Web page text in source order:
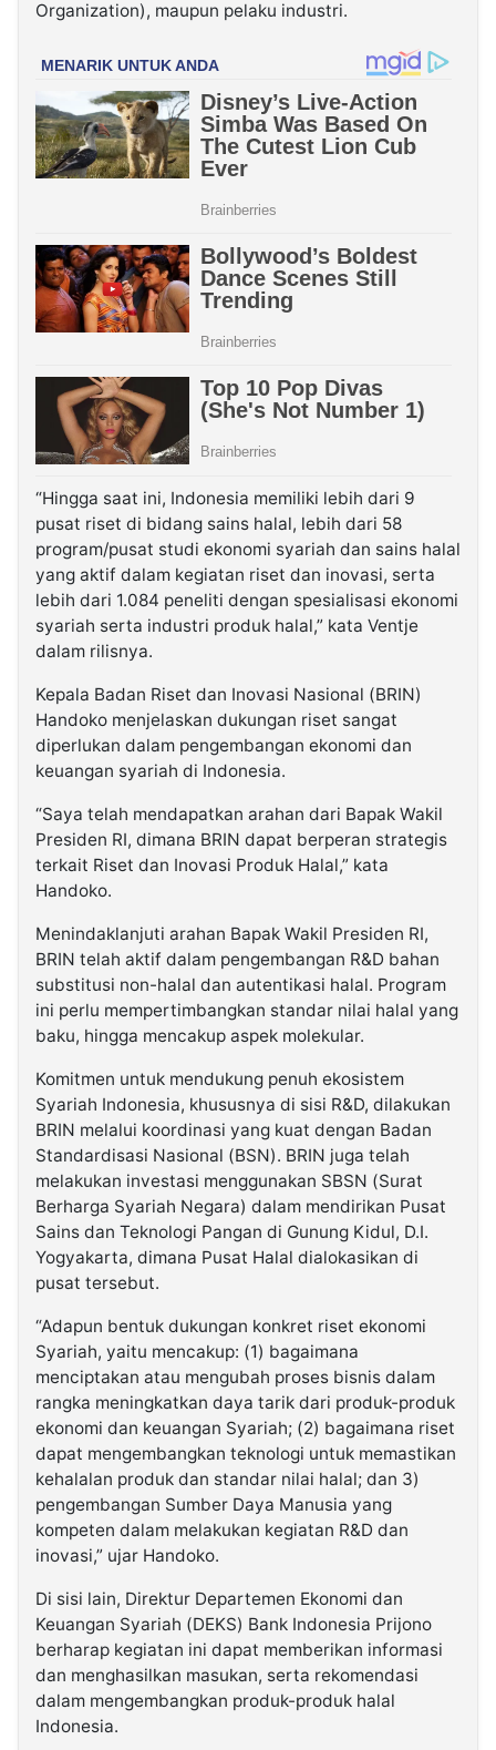
Organization), maupun pelaku industri.
“Hingga saat ini, Indonesia memiliki lebih dari 9
pusat riset di bidang sains halal, lebih dari 58
program/pusat studi ekonomi syariah dan sains halal
yang aktif dalam kegiatan riset dan inovasi, serta
lebih dari 1.084 peneliti dengan spesialisasi ekonomi
syariah serta industri produk halal,” kata Ventje
dalam rilisnya.
Kepala Badan Riset dan Inovasi Nasional (BRIN)
Handoko menjelaskan dukungan riset sangat
diperlukan dalam pengembangan ekonomi dan
keuangan syariah di Indonesia.
“Saya telah mendapatkan arahan dari Bapak Wakil
Presiden RI, dimana BRIN dapat berperan strategis
terkait Riset dan Inovasi Produk Halal,” kata
Handoko.
Menindaklanjuti arahan Bapak Wakil Presiden RI,
BRIN telah aktif dalam pengembangan R&D bahan
substitusi non-halal dan autentikasi halal. Program
ini perlu mempertimbangkan standar nilai halal yang
baku, hingga mencakup aspek molekular.
Komitmen untuk mendukung penuh ekosistem
Syariah Indonesia, khususnya di sisi R&D, dilakukan
BRIN melalui koordinasi yang kuat dengan Badan
Standardisasi Nasional (BSN). BRIN juga telah
melakukan investasi menggunakan SBSN (Surat
Berharga Syariah Negara) dalam mendirikan Pusat
Sains dan Teknologi Pangan di Gunung Kidul, D.I.
Yogyakarta, dimana Pusat Halal dialokasikan di
pusat tersebut.
“Adapun bentuk dukungan konkret riset ekonomi
Syariah, yaitu mencakup: (1) bagaimana
menciptakan atau mengubah proses bisnis dalam
rangka meningkatkan daya tarik dari produk-produk
ekonomi dan keuangan Syariah; (2) bagaimana riset
dapat mengembangkan teknologi untuk memastikan
kehalalan produk dan standar nilai halal; dan 3)
pengembangan Sumber Daya Manusia yang
kompeten dalam melakukan kegiatan R&D dan
inovasi,” ujar Handoko.
Di sisi lain, Direktur Departemen Ekonomi dan
Keuangan Syariah (DEKS) Bank Indonesia Prijono
berharap kegiatan ini dapat memberikan informasi
dan menghasilkan masukan, serta rekomendasi
dalam mengembangkan produk-produk halal
Indonesia.